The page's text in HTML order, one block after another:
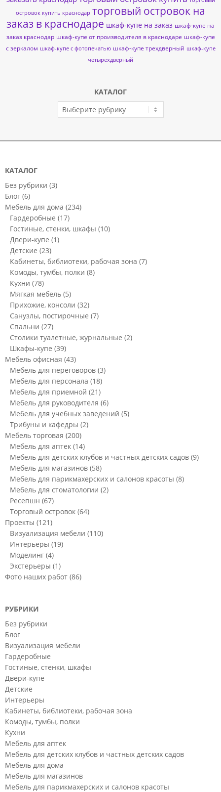
островок купить краснодар торговый островок на
заказ в краснодаре шкаф-купе на заказ шкаф-купе на
заказ краснодар шкаф-купе от производителя в краснодаре шкаф-купе
с зеркалом шкаф-купе с фотопечатью шкаф-купе трехдверный шкаф-купе
четырехдверный
КАТАЛОГ
КАТАЛОГ
КАТАЛОГ
Без рубрики (3)
Блог (6)
Мебель для дома (234)
Гардеробные (17)
Гостиные, стенки, шкафы (10)
Двери-купе (1)
Детские (23)
Кабинеты, библиотеки, рабочая зона (7)
Комоды, тумбы, полки (8)
Кухни (78)
Мягкая мебель (5)
Прихожие, консоли (32)
Санузлы, постирочные (7)
Спальни (27)
Столики туалетные, журнальные (2)
Шкафы-купе (39)
Мебель офисная (43)
Мебель для переговоров (3)
Мебель для персонала (18)
Мебель для приемной (21)
Мебель для руководителя (6)
Мебель для учебных заведений (5)
Трибуны и кафедры (2)
Мебель торговая (200)
Мебель для аптек (14)
Мебель для детских клубов и частных детских садов (9)
Мебель для магазинов (58)
Мебель для парикмахерских и салонов красоты (8)
Мебель для стоматологии (2)
Ресепшн (67)
Торговый островок (64)
Проекты (121)
Визуализация мебели (110)
Интерьеры (19)
Моделинг (4)
Экстерьеры (1)
Фото наших работ (86)
РУБРИКИ
Без рубрики
Блог
Визуализация мебели
Гардеробные
Гостиные, стенки, шкафы
Двери-купе
Детские
Интерьеры
Кабинеты, библиотеки, рабочая зона
Комоды, тумбы, полки
Кухни
Мебель для аптек
Мебель для детских клубов и частных детских садов
Мебель для дома
Мебель для магазинов
Мебель для парикмахерских и салонов красоты